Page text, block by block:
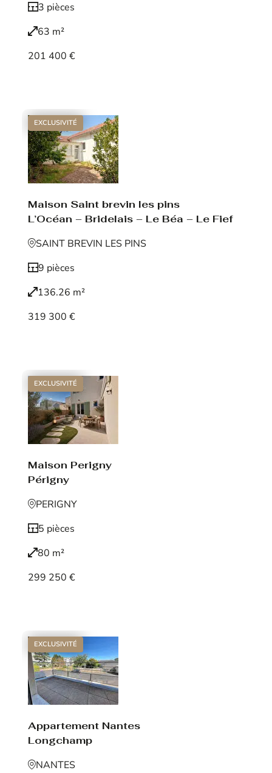
3 pièces
63 m²
201 400 €
EXCLUSIVITÉ
Maison Saint brevin les pins
L’Océan – Bridelais – Le Béa – Le Fief
SAINT BREVIN LES PINS
9 pièces
136.26 m²
319 300 €
EXCLUSIVITÉ
Maison Perigny
Périgny
PERIGNY
5 pièces
80 m²
299 250 €
EXCLUSIVITÉ
Appartement Nantes
Longchamp
NANTES